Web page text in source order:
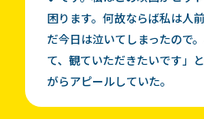
困ります。何故ならば私は人
だ今日は泣いてしまったので
て、観ていただきたいです」
がらアピールしていた。